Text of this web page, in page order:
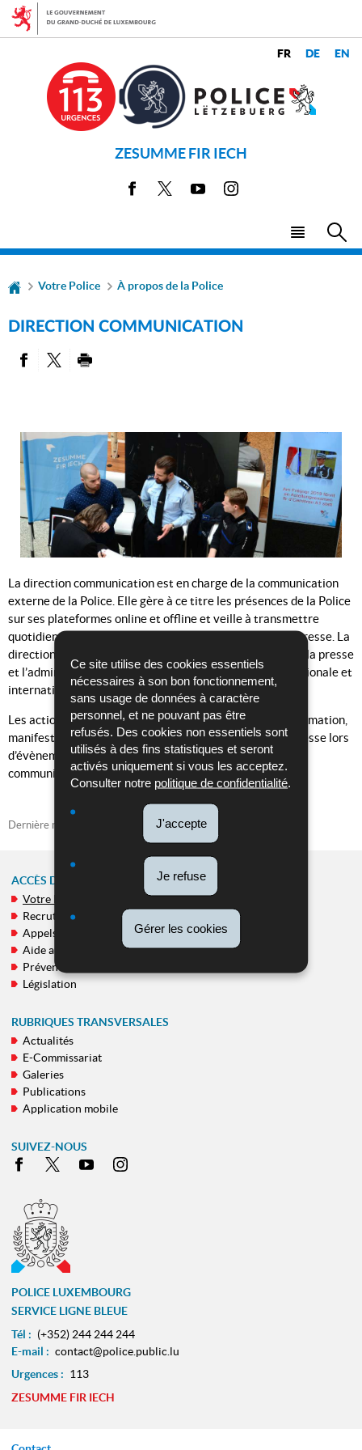
Ce site utilise des cookies essentiels
nécessaires à son bon fonctionnement,
sans usage de données à caractère
personnel, et ne pouvant pas être
refusés. Des cookies non essentiels sont
utilisés à des fins statistiques et seront
activés uniquement si vous les acceptez.
Consulter notre politique de confidentialité
J'accepte
Je refuse
Gérer les cookies
Aller
Aller
ZESUMME FIR IECH
Facebook YoutubeInstagram
Menu
LANGUE
Votre Police À propos de la Police
DIRECTION COMMUNICATION
La direction communication est en charge de la communication
externe de la Police. Elle gère à ce titre les présences de la Police
sur ses plateformes online et offline et veille à transmettre
quotidiennement les faits marquants de la journée à la presse. La
direction communication constitue l’intermédiaire entre la presse
et l’administration et gère les demandes de la presse nationale et
internationale.
Les actions de relations publiques (foires, séances d’information,
manifestations et cérémonies) et l’encadrement de la presse lors
d’évènements sont aussi coordonnées par la direction
communication.
Dernière mise à jour 26/05/2020
MENU
DE
NAVIGATION
ACCÈS DIRECT
Votre Police
Recrutement
Appels publics
Aide aux victimes
Prévention
Législation
RUBRIQUES TRANSVERSALES
Actualités
E-Commissariat
Galeries
Publications
Application mobile
SUIVEZ-NOUS
Facebook
X Youtube
POLICE LUXEMBOURG
SERVICE LIGNE BLEUE
Tél : (+352) 244 244 244
E-mail : contact@police.public.lu
Urgences : 113
ZESUMME FIR IECH